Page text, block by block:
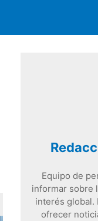
Equipo de
informar sobre
interés global.
ofrecer